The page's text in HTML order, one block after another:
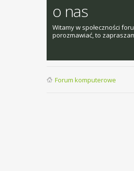
o nas
Witamy w społeczności
porozmawiać, to
Forum komputerowe